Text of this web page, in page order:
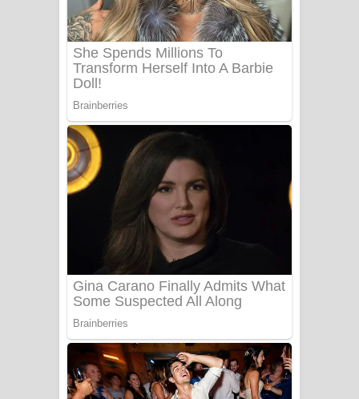
දුන් ආදරේ ගීතයේ පද පෙළ
Liyamuda Dan Anagathe Song Lyrics
Doni Song Lyrics - දෝණි ගීතයේ පද
පෙළ
Benthara Palame Song Lyrics -
බෙන්තර පාලමේ ගීතයේ පද පෙළ
Sanda Babalena Song Lyrics - සඳ
බැබලෙන ගීතයේ පද පෙළ
Adare Wadi Nisa Song Lyrics - ආදරේ
වැඩි නිසා ගීතයේ පද පෙළ
UNUHUMA Song Lyrics - උණුහුම